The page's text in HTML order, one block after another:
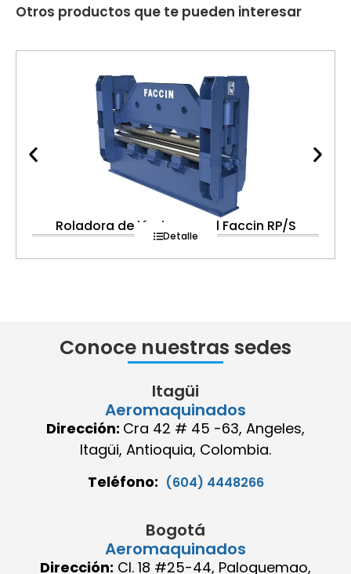
Otros productos que te pueden interesar
Roladora de lámina naval Faccin RP/S
Detalle
Conoce nuestras sedes
Itagüi
Aeromaquinados
Dirección: Cra 42 # 45 -63, Angeles,
Itagüi, Antioquia, Colombia.
Teléfono: (604) 4448266
Bogotá
Aeromaquinados
Dirección: Cl. 18 #25-44, Paloquemao,